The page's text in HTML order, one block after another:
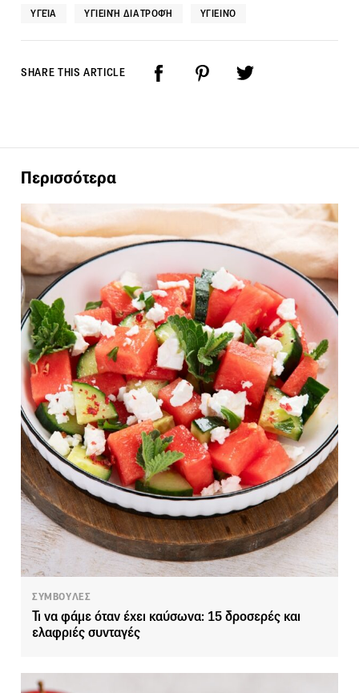
ΥΓΕΊΑ ΥΓΙΕΙΝΉ ΔΙΑΤΡΟΦΉ ΥΓΙΕΙΝΌ
SHARE THIS ARTICLE
Περισσότερα
ΣΥΜΒΟΥΛΕΣ
Τι να φάμε όταν έχει καύσωνα: 15 δροσερές και
ελαφριές συνταγές